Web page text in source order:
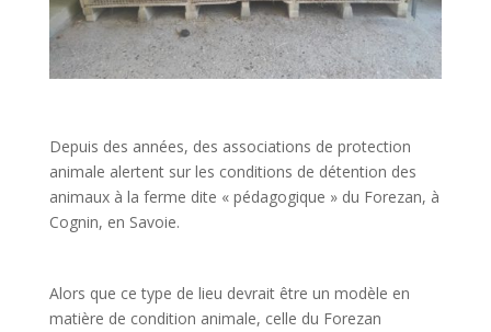
Depuis des années, des associations de protection
animale alertent sur les conditions de détention des
animaux à la ferme dite « pédagogique » du Forezan, à
Cognin, en Savoie.
Alors que ce type de lieu devrait être un modèle en
matière de condition animale, celle du Forezan